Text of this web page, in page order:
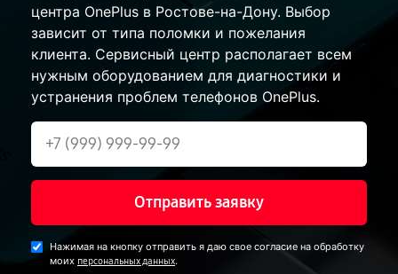
центра OnePlus в Ростове-на-Дону. Выбор
зависит от типа поломки и пожелания
клиента. Сервисный центр располагает всем
нужным оборудованием для диагностики и
устранения проблем телефонов OnePlus.
Отправить заявку
Нажимая на кнопку отправить я даю свое согласие на обработку
моих персональных данных.